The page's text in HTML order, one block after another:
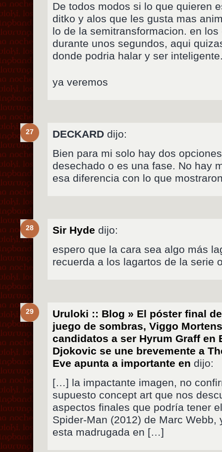
De todos modos si lo que quieren
ditko y alos que les gusta mas
lo de la semitransformacion. en
durante unos segundos, aqui
donde podria halar y ser
ya veremos
27 DECKARD dijo:
Bien para mi solo hay dos
desechado o es una fase. No hay
esa diferencia con lo que
28 Sir Hyde dijo:
espero que la cara sea algo más
recuerda a los lagartos de la serie
29
Uruloki :: Blog » El póster final
juego de sombras, Viggo
candidatos a ser Hyrum Graff en
Djokovic se une brevemente a
Eve apunta a importante en dijo:
[…] la impactante imagen, no
supuesto concept art que nos
aspectos finales que podría tener
Spider-Man (2012) de Marc
esta madrugada en […]